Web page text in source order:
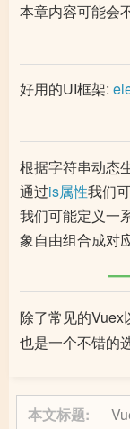
本章内容可能会
好用的UI框架:
根据字符串动态
通过is属性我们
我们可能定义一
象自由组合成对
除了常见的Vuex
也是一个不错的
本文标题: